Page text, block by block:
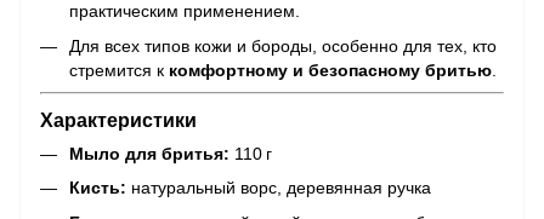
практическим применением.
Для всех типов кожи и бороды, особенно для тех, кто
стремится к комфортному и безопасному бритью
Характеристики
Мыло для бритья: 110 г
Кисть: натуральный ворс, деревянная ручка